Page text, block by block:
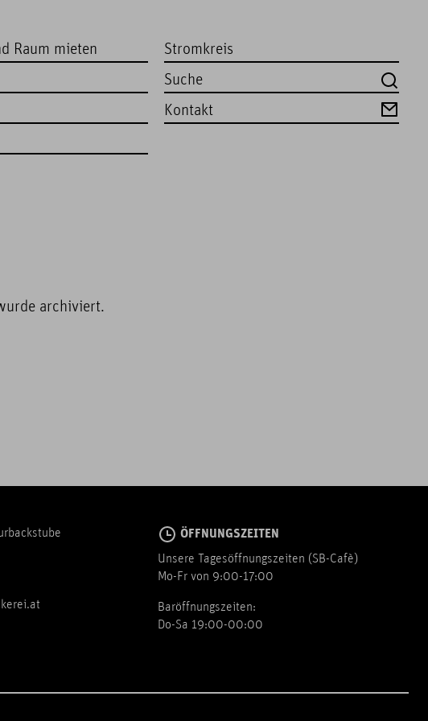
Raum mieten Stromkreis
Kontakt
archiviert.
ÖFFNUNGSZEITEN
Unsere Tagesöffnungszeiten (SB-Cafè)
Mo-Fr von 9:00-17:00
Baröffnungszeiten:
Do-Sa 19:00-00:00